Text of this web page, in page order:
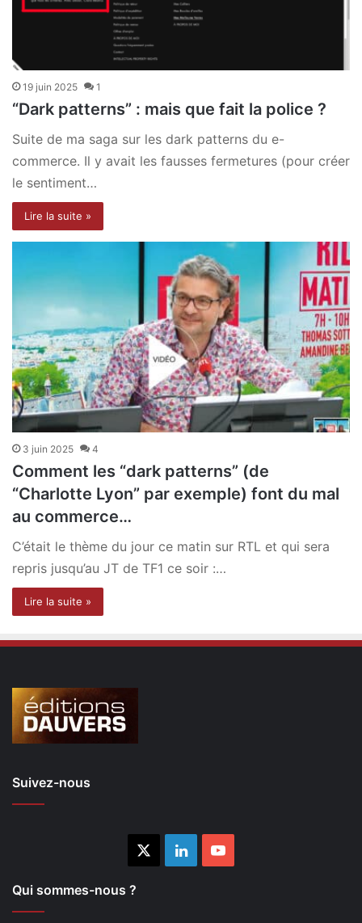
19 juin 2025 1
“Dark patterns” : mais que fait la police ?
Suite de ma saga sur les dark patterns du e-
commerce. Il y avait les fausses fermetures (pour créer
le sentiment…
Lire la suite »
3 juin 2025 4
Comment les “dark patterns” (de
“Charlotte Lyon” par exemple) font du mal
au commerce…
C’était le thème du jour ce matin sur RTL et qui sera
repris jusqu’au JT de TF1 ce soir :…
Lire la suite »
Suivez-nous
LinkedinYouTube
Qui sommes-nous ?